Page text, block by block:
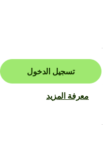
تسجيل الدخول
معرفة المزيد